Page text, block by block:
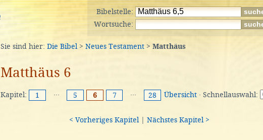
Bibelstelle:
Wortsuche:
Sie sind hier: Die Bibel> Neues Testament>Matthäus
Matthäus 6
Kapitel: 1 ··· 5 6 7 ··· 28 Übersicht · Schnellauswahl:
< Vorheriges Kapitel Nächstes Kapitel >